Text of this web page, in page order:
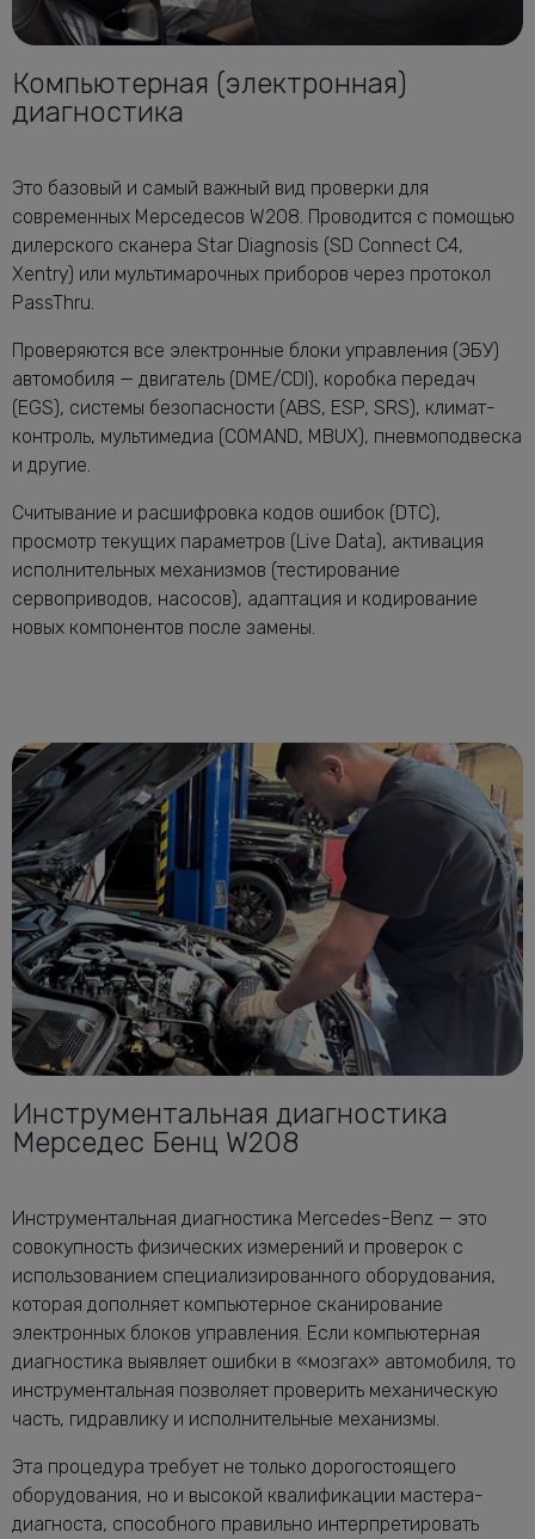
Компьютерная (электронная)
диагностика
Это базовый и самый важный вид проверки для
современных Мерседесов W208. Проводится с помощью
дилерского сканера Star Diagnosis (SD Connect C4,
Xentry) или мультимарочных приборов через протокол
PassThru.
Проверяются все электронные блоки управления (ЭБУ)
автомобиля — двигатель (DME/CDI), коробка передач
(EGS), системы безопасности (ABS, ESP, SRS), климат-
контроль, мультимедиа (COMAND, MBUX), пневмоподвеска
и другие.
Считывание и расшифровка кодов ошибок (DTC),
просмотр текущих параметров (Live Data), активация
исполнительных механизмов (тестирование
сервоприводов, насосов), адаптация и кодирование
новых компонентов после замены.
Инструментальная диагностика
Мерседес Бенц W208
Инструментальная диагностика Mercedes-Benz — это
совокупность физических измерений и проверок с
использованием специализированного оборудования,
которая дополняет компьютерное сканирование
электронных блоков управления. Если компьютерная
диагностика выявляет ошибки в «мозгах» автомобиля, то
инструментальная позволяет проверить механическую
часть, гидравлику и исполнительные механизмы.
Эта процедура требует не только дорогостоящего
оборудования, но и высокой квалификации мастера-
диагноста, способного правильно интерпретировать